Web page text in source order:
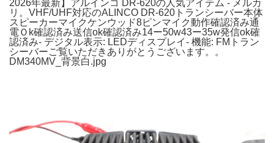
2026年最新】アルインコ DR-620の人気アイテム - メルカ
リ。VHF/UHF対応のALINCO DR-620トランシーバー本体
スピーカーマイクケンウッド8ピンマイク動作確認済み通
電Ｏk確認済み送信ok確認済み14ー50w43ー35w発信ok確
認済み- デジタル表示: LEDディスプレイ- 機能: FMトラン
シーバーご覧いただきありがとうございます。。
DM340MV_背景白.jpg